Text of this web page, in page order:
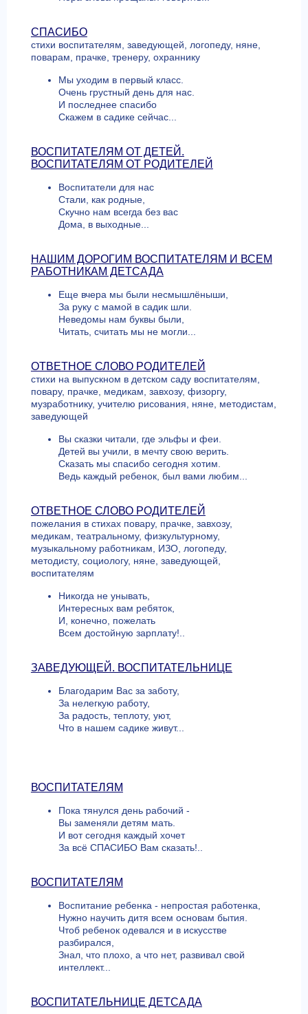
СПАСИБО
стихи воспитателям, заведующей, логопеду, няне,
поварам, прачке, тренеру, охраннику
Мы уходим в первый класс.
Очень грустный день для нас.
И последнее спасибо
Скажем в садике сейчас...
ВОСПИТАТЕЛЯМ ОТ ДЕТЕЙ.
ВОСПИТАТЕЛЯМ ОТ РОДИТЕЛЕЙ
Воспитатели для нас
Стали, как родные,
Скучно нам всегда без вас
Дома, в выходные...
НАШИМ ДОРОГИМ ВОСПИТАТЕЛЯМ И ВСЕМ
РАБОТНИКАМ ДЕТСАДА
Еще вчера мы были несмышлёныши,
За руку с мамой в садик шли.
Неведомы нам буквы были,
Читать, считать мы не могли...
ОТВЕТНОЕ СЛОВО РОДИТЕЛЕЙ
стихи на выпускном в детском саду воспитателям,
повару, прачке, медикам, завхозу, физоргу,
музработнику, учителю рисования, няне, методистам,
заведующей
Вы сказки читали, где эльфы и феи.
Детей вы учили, в мечту свою верить.
Сказать мы спасибо сегодня хотим.
Ведь каждый ребенок, был вами любим...
ОТВЕТНОЕ СЛОВО РОДИТЕЛЕЙ
пожелания в стихах повару, прачке, завхозу,
медикам, театральному, физкультурному,
музыкальному работникам, ИЗО, логопеду,
методисту, социологу, няне, заведующей,
воспитателям
Никогда не унывать,
Интересных вам ребяток,
И, конечно, пожелать
Всем достойную зарплату!..
ЗАВЕДУЮЩЕЙ. ВОСПИТАТЕЛЬНИЦЕ
Благодарим Вас за заботу,
За нелегкую работу,
За радость, теплоту, уют,
Что в нашем садике живут...
ВОСПИТАТЕЛЯМ
Пока тянулся день рабочий -
Вы заменяли детям мать.
И вот сегодня каждый хочет
За всё СПАСИБО Вам сказать!..
ВОСПИТАТЕЛЯМ
Воспитание ребенка - непростая работенка,
Нужно научить дитя всем основам бытия.
Чтоб ребенок одевался и в искусстве
разбирался,
Знал, что плохо, а что нет, развивал свой
интеллект...
ВОСПИТАТЕЛЬНИЦЕ ДЕТСАДА